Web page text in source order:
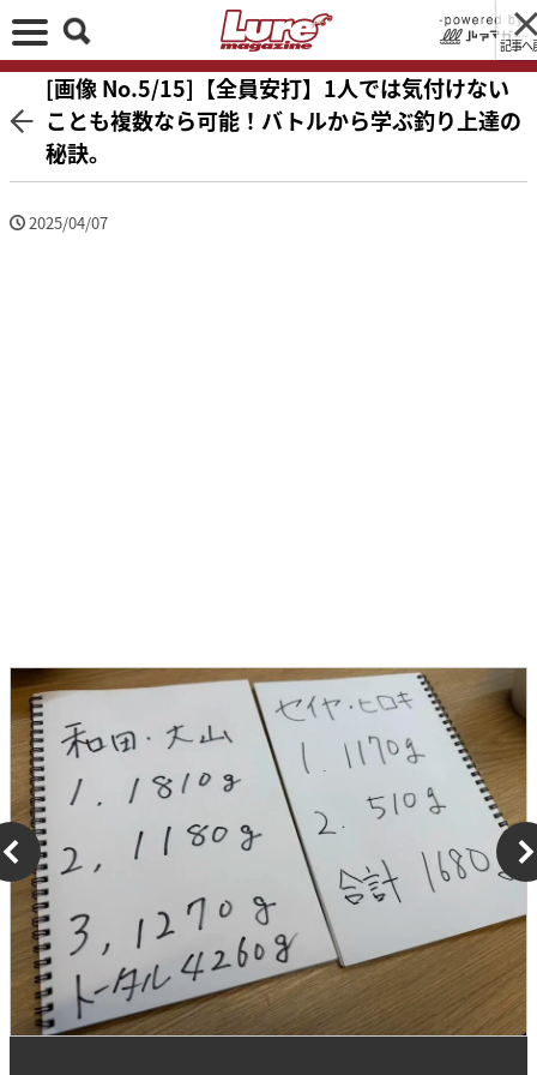
記事へ
[画像 No.5/15]【全員安打】1人では気付けない
ことも複数なら可能！バトルから学ぶ釣り上達の
秘訣。
2025/04/07